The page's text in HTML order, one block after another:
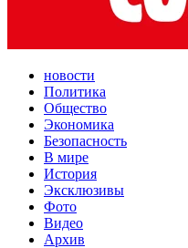
новости
Политика
Общество
Экономика
Безопасность
В мире
История
Эксклюзивы
Фото
Видео
Архив